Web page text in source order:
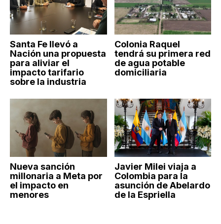
Santa Fe llevó a
Nación una propuesta
para aliviar el
impacto tarifario
sobre la industria
Colonia Raquel
tendrá su primera red
de agua potable
domiciliaria
Nueva sanción
millonaria a Meta por
el impacto en
menores
Javier Milei viaja a
Colombia para la
asunción de Abelardo
de la Espriella